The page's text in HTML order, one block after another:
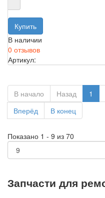
В наличии
0 отзывов
Артикул:
В начало Назад 1
Вперёд
В конец
Показано 1 - 9 из 70
Запчасти для